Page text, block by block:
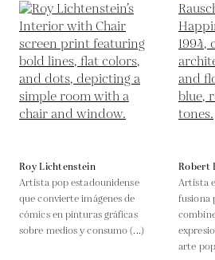
Roy Lichtenstein
Artista pop estadounidense
que convierte imágenes de
cómics en pinturas gráficas
sobre medios y consumo (...)
Robert
Artista
fusiona
arte